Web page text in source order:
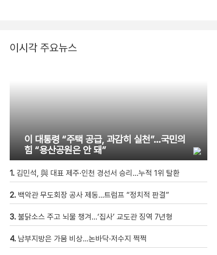
이시각 주요뉴스
이 대통령 “주택 공급, 과감히 실천”…국민의
힘 “용산공원은 안 돼”
1. 김민석, 與 대표 제주·인천 경선서 승리…누적 1위 탈환
2. 백악관 무도회장 공사 제동…트럼프 “정치적 판결”
3. 불닭소스 주고 뇌물 챙겨…‘집사’ 교도관 징역 7년형
4. 남부지방은 가뭄 비상…논바닥·저수지 쩍쩍